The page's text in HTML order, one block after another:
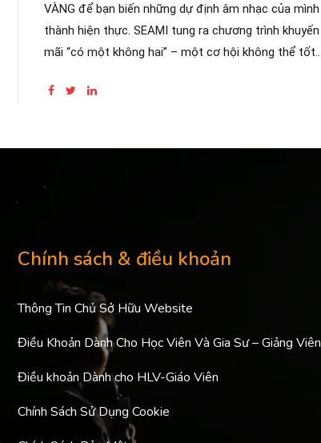
VÀNG để bạn biến những dự định âm nhạc của mình
thành hiện thực. SEAMI tung ra chương trình khuyến
mãi “có một không hai” – một cơ hội không thể tốt
Chính sách & điều khoản
Thông Tin Chủ Sở Hữu Website
Điều Khoản Dành Cho Học Viên Và Gia Sư – Giảng Viên
Điều khoản Dành cho HLV-Giáo Viên
Chính Sách Sử Dụng Cookie